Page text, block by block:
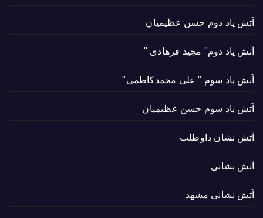
آتش پاد دوم حسن عظیمیان
آتش پاد دوم" مجید فرهادی "
آتش پاد سوم " علی محمدکاظمی"
آتش پاد سوم حسن عظیمیان
آتش نشان داوطلب
آتش نشانی
آتش نشانی مشهد